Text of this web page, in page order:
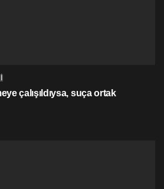
çalışıldıysa, suça ortak